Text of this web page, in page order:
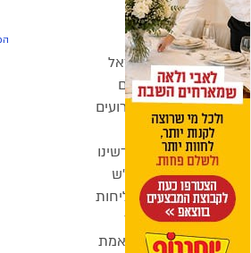
חדשות
רדיו COL
חב"ד בישראל
חב"ד בעולם
כינוסים ואירועים
קהילות
בחצרות קדשינו
שמחות אנ"ש
יוצאים לשליחות
נשות חב"ד
ברוך דיין האמת